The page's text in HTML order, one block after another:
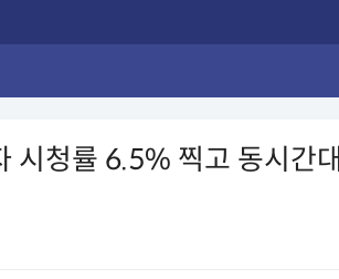
청률 6.5% 찍고 동시간대